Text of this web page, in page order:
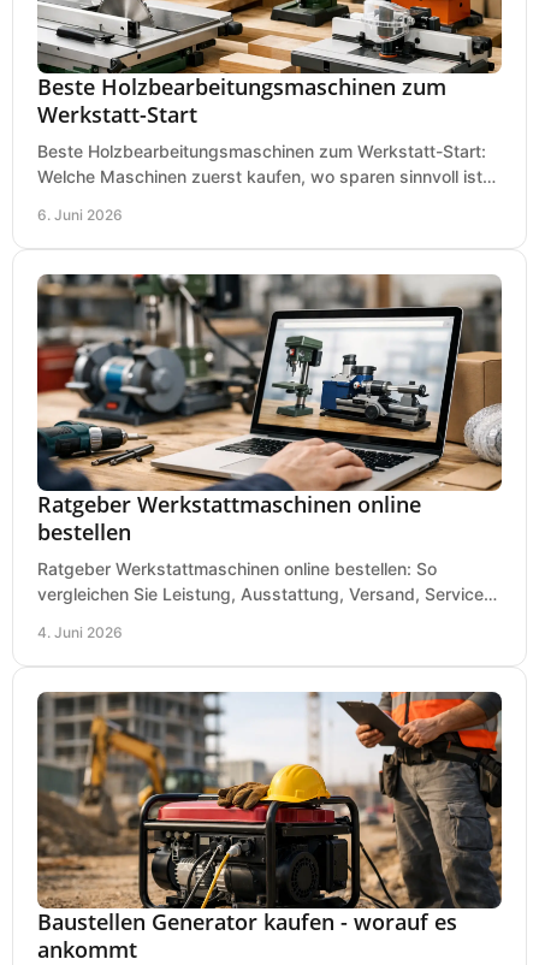
Beste Holzbearbeitungsmaschinen zum
Werkstatt-Start
Beste Holzbearbeitungsmaschinen zum Werkstatt-Start:
Welche Maschinen zuerst kaufen, wo sparen sinnvoll ist
6. Juni 2026
Ratgeber Werkstattmaschinen online
bestellen
Ratgeber Werkstattmaschinen online bestellen: So
vergleichen Sie Leistung, Ausstattung, Versand, Service
4. Juni 2026
Baustellen Generator kaufen - worauf es
ankommt